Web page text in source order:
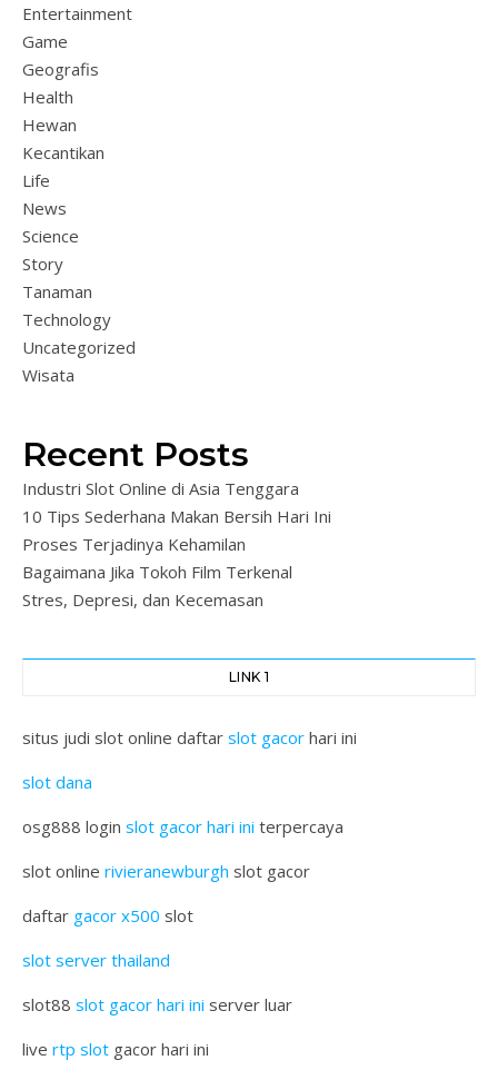
Entertainment
Game
Geografis
Health
Hewan
Kecantikan
Life
News
Science
Story
Tanaman
Technology
Uncategorized
Wisata
Recent Posts
Industri Slot Online di Asia Tenggara
10 Tips Sederhana Makan Bersih Hari Ini
Proses Terjadinya Kehamilan
Bagaimana Jika Tokoh Film Terkenal
Stres, Depresi, dan Kecemasan
LINK 1
situs judi slot online daftar slot gacor hari ini
slot dana
osg888 login slot gacor hari ini terpercaya
slot online rivieranewburgh slot gacor
daftar gacor x500 slot
slot server thailand
slot88 slot gacor hari ini server luar
live rtp slot gacor hari ini